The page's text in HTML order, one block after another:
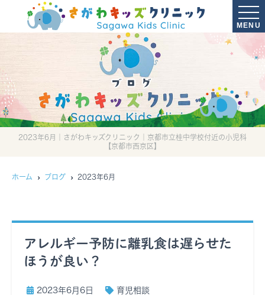
MENU
ブログ
2023年6月｜さがわキッズクリニック｜京都市立桂中学校付近の小児科
【京都市西京区】
ホーム ブログ 2023年6月
アレルギー予防に離乳食は遅らせた
ほうが良い？
2023年6月6日 育児相談